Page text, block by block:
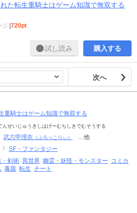
た転生重騎士はゲーム知識で無双する
ジ |720pt
試し読み 購入する
次へ
重騎士はゲーム知識で無双する
んせいじゅうきしはげーむちしきでむそうする
武六甲理衣 （ぶろっこりぃ）
…他
SF・ファンタジー
・剣術 異世界 幽霊・妖怪・モンスター コミカ
毒親 転生 チート